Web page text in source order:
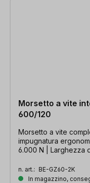
Morsetto a vite
600/120
Morsetto a vite
impugnatura
6.000 N | Larghezza
n. art.: BE-GZ60-2K
In magazzino,